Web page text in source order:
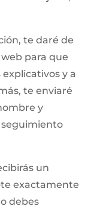
te daré de
para que
y a
te enviaré
y
seguimiento
un
exactamente
debes